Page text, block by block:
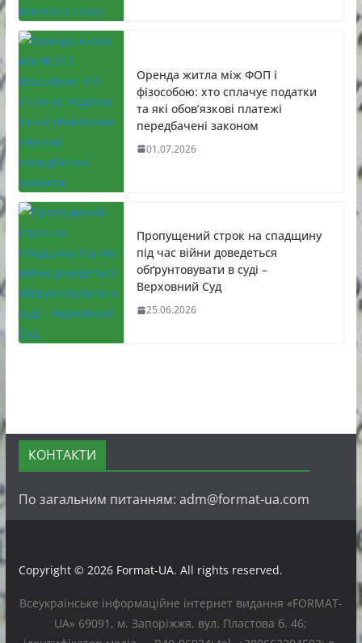
Оренда житла між ФОП і
фізособою: хто сплачує податки
та які обов’язкові платежі
передбачені законом
01.07.2026
Пропущений строк на спадщину
під час війни доведеться
обґрунтовувати в суді –
Верховний Суд
25.06.2026
КОНТАКТИ
По загальним питанням: adm@format-ua.com
Copyright © 2026 Format-UA. All rights reserved.
Всеукраїнське інформаційне інтернет видання «FORMAT-
UA» 69091, м. Запоріжжя, вул. Пластова б. 46;